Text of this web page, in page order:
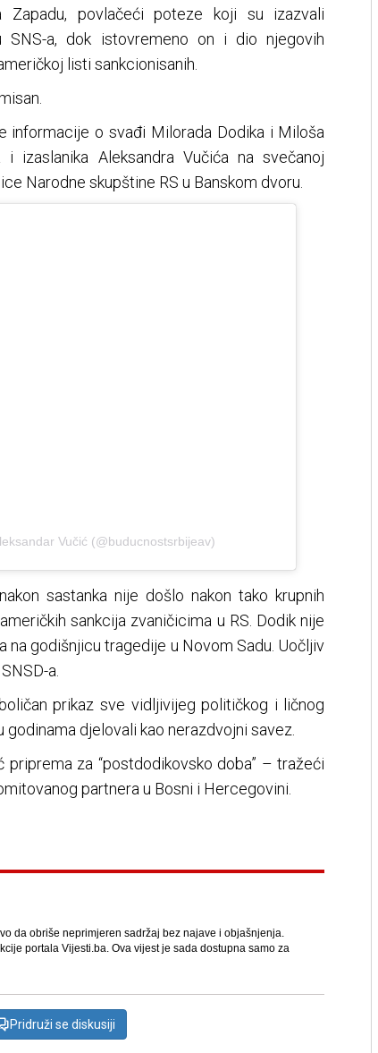
Zapadu, povlačeći poteze koji su izazvali
SNS-a, dok istovremeno on i dio njegovih
listi sankcionisanih.
informacije o svađi Milorada Dodika i Miloša
i izaslanika Aleksandra Vučića na svečanoj
Narodne skupštine RS u Banskom dvoru.
Vučić (@buducnostsrbijeav)
sastanka nije došlo nakon tako krupnih
sankcija zvaničicima u RS. Dodik nije
na godišnjicu tragedije u Novom Sadu. Uočljiv
a.
prikaz sve vidljivijeg političkog i ličnog
djelovali kao nerazdvojni savez.
priprema za “postdodikovsko doba” – tražeći
partnera u Bosni i Hercegovini.
da obriše neprimjeren sadržaj bez najave i objašnjenja.
portala Vijesti.ba. Ova vijest je sada dostupna samo za
Pridruži se diskusiji